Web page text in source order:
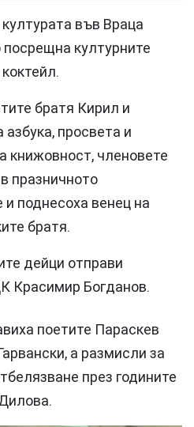
във Враца
културните
братя Кирил и
просвета и
книжовност, членовете
празничното
поднесоха венец на
братя.
дейци отправи
Красимир Богданов.
поетите Параскев
а размисли за
през годините